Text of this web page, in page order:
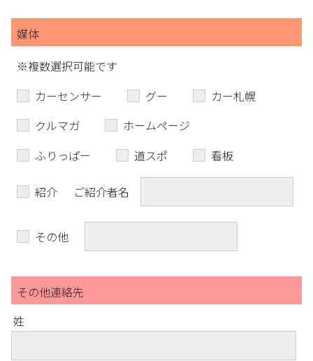
媒体
※複数選択可能です
カーセンサー
グー
カー札幌
クルマガ
ホームページ
ふりっぱー
道スポ 看板
紹介 ご紹介者名
その他
その他連絡先
姓